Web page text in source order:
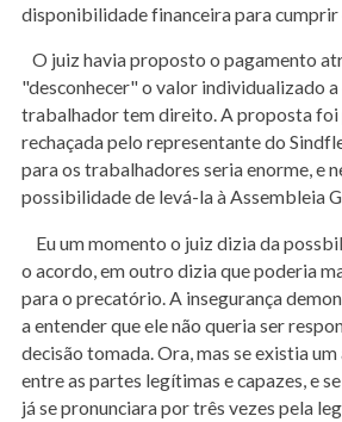
disponibilidade financeira para cumprir
O juiz havia proposto o pagamento
"desconhecer" o valor individualizado a
trabalhador tem direito. A proposta
rechaçada pelo representante do
para os trabalhadores seria enorme, e
possibilidade de levá-la à Assembleia
Eu um momento o juiz dizia da
o acordo, em outro dizia que poderia
para o precatório. A insegurança
a entender que ele não queria ser
decisão tomada. Ora, mas se existia
entre as partes legítimas e capazes, e
já se pronunciara por três vezes pela